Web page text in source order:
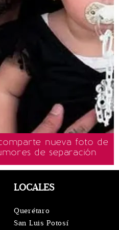
nueva foto de
de separación
LOCALES
Querétaro
San Luis Potosí